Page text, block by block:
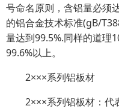
号命名原则，含铝量必须
的铝合金技术标准(gB/
量达到99.5%.同样的道理
99.6%以上。
2×××系列铝板材
2×××系列铝板材：代